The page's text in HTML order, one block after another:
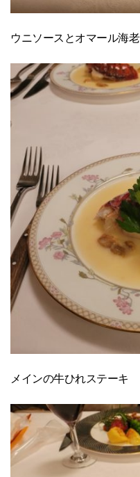
ウニソースとオマール海老
メインの牛ひれステーキ